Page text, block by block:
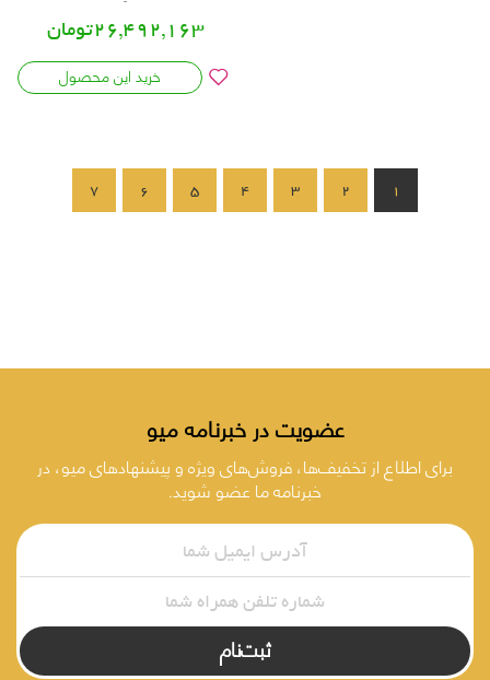
26,492,163تومان
خرید این محصول
1
2
3
4
5
6
7
عضویت در خبرنامه میو
برای اطلاع از تخفیف‌ها، فروش‌های ویژه و پیشنهادهای میو، در
خبرنامه ما عضو شوید.
ثبت‌نام